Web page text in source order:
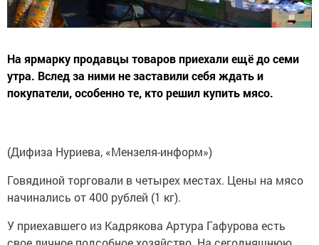
На ярмарку продавцы товаров приехали ещё до семи
утра. Вслед за ними не заставили себя ждать и
покупатели, особенно те, кто решил купить мясо.
(Дифиза Нуриева, «Мензеля-информ»)
Говядиной торговали в четырех местах. Цены на мясо
начинались от 400 рублей (1 кг).
У приехавшего из Кадрякова Артура Гафурова есть